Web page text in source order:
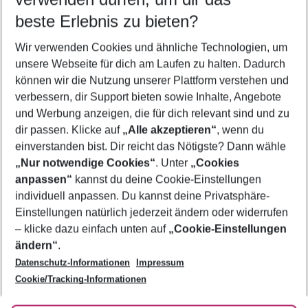
5-8 Nächte
2 Erwachsene Keine Kinder
Mehr Filter anzeigen
Footer
Footer navigation
Über uns
AGB
Bestpreisgarantie
Cookie-Einstellungen ändern
Cookie-Richtlinie
Agenturbetreuung
Barrierefreies Reisen
Folge uns
beste Erlebnis zu bieten?
Wir verwenden Cookies und ähnliche Technologien, um
unsere Webseite für dich am Laufen zu halten. Dadurch
können wir die Nutzung unserer Plattform verstehen und
verbessern, dir Support bieten sowie Inhalte, Angebote
und Werbung anzeigen, die für dich relevant sind und zu
dir passen. Klicke auf „Alle akzeptieren“, wenn du
einverstanden bist. Dir reicht das Nötigste? Dann wähle
„Nur notwendige Cookies“. Unter „Cookies
anpassen“ kannst du deine Cookie-Einstellungen
individuell anpassen. Du kannst deine Privatsphäre-
Einstellungen natürlich jederzeit ändern oder widerrufen
– klicke dazu einfach unten auf „Cookie-Einstellungen
ändern“.
Datenschutz-Informationen
Impressum
Cookie/Tracking-Informationen